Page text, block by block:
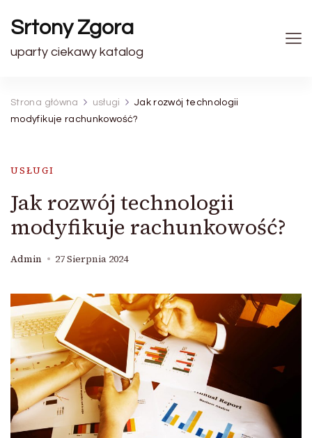
Srtony Zgora
uparty ciekawy katalog
Strona główna usługi
Jak rozwój technologii
modyfikuje rachunkowość?
USŁUGI
Jak rozwój technologii
modyfikuje rachunkowość?
Admin 27 Sierpnia 2024